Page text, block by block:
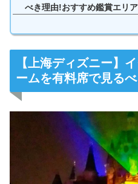
べき理由!おすすめ鑑賞エリ
【上海ディズニー】
ームを有料席で見る